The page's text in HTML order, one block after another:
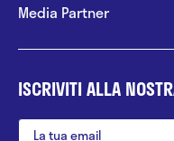
Media Partner
ISCRIVITI ALLA